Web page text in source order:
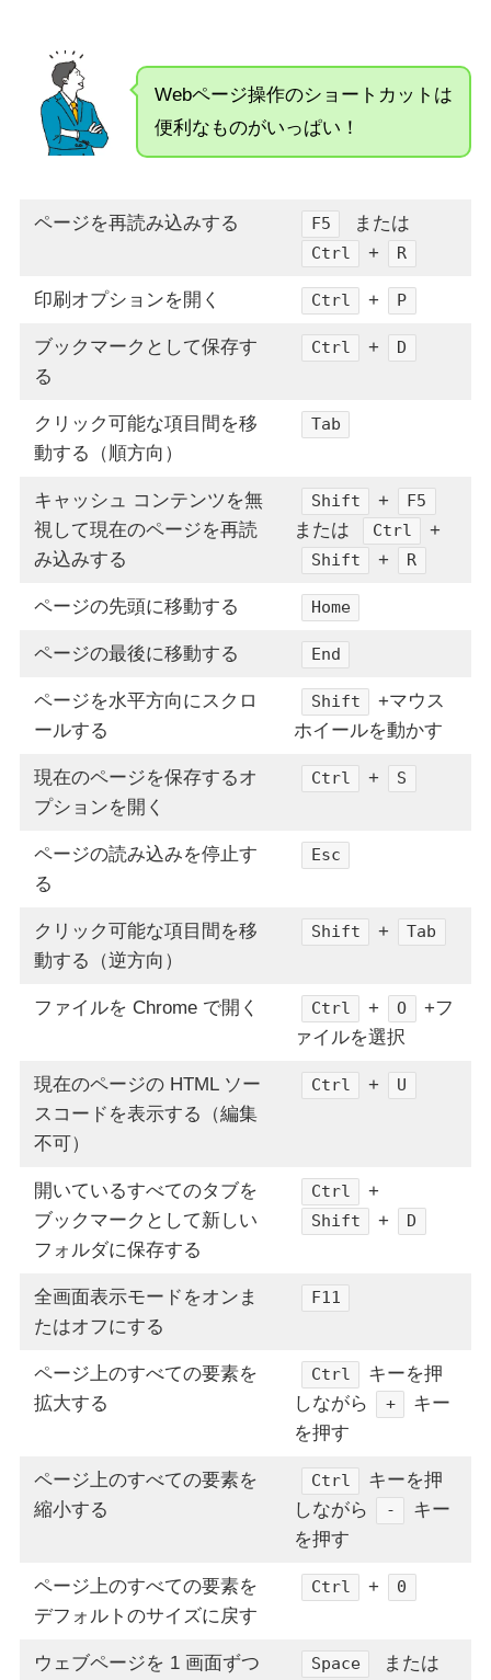
Webページ操作のショートカットは
便利なものがいっぱい！
ページを再読み込みする F5 または
Ctrl + R
印刷オプションを開く Ctrl + P
ブックマークとして保存す
る
Ctrl + D
クリック可能な項目間を移
動する（順方向）
Tab
キャッシュ コンテンツを無
視して現在のページを再読
み込みする
Shift + F5
または Ctrl +
Shift + R
ページの先頭に移動する Home
ページの最後に移動する End
ページを水平方向にスクロ
ールする
Shift
+マウス
ホイールを動かす
現在のページを保存するオ
プションを開く
Ctrl + S
ページの読み込みを停止す
る
Esc
クリック可能な項目間を移
動する（逆方向）
Shift + Tab
ファイルを Chrome で開く Ctrl + O
+フ
ァイルを選択
現在のページの HTML ソー
スコードを表示する（編集
不可）
Ctrl + U
開いているすべてのタブを
ブックマークとして新しい
フォルダに保存する
Ctrl +
Shift + D
全画面表示モードをオンま
たはオフにする
F11
ページ上のすべての要素を
拡大する
Ctrl
キーを押
しながら
+
キー
を押す
ページ上のすべての要素を
縮小する
Ctrl
キーを押
しながら
-
キー
を押す
ページ上のすべての要素を
デフォルトのサイズに戻す
Ctrl + 0
ウェブページを 1 画面ずつ
Space または